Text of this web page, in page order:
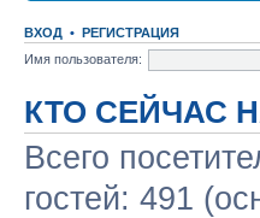
ВХОД • РЕГИСТРАЦИЯ
Имя пользователя:
КТО СЕЙЧАС
Всего
гостей: 491